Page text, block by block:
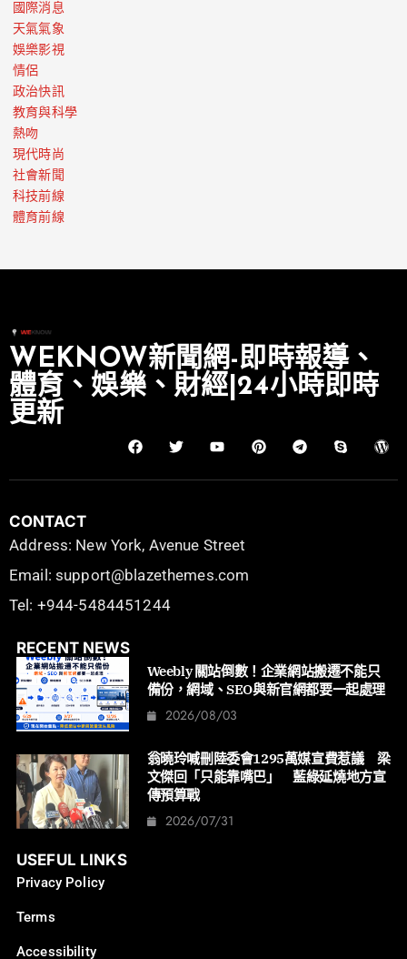
國際消息
天氣氣象
娛樂影視
情侶
政治快訊
教育與科學
熱吻
現代時尚
社會新聞
科技前線
體育前線
WEKNOW新聞網-即時報導、
體育、娛樂、財經|24小時即時
更新
CONTACT
Address: New York, Avenue Street
Email: support@blazethemes.com
Tel: +944-5484451244
RECENT NEWS
Weebly 關站倒數！企業網站搬遷不能只
備份，網域、SEO與新官網都要一起處理
2026/08/03
翁曉玲喊刪陸委會1295萬媒宣費惹議 梁
文傑回「只能靠嘴巴」 藍綠延燒地方宣
傳預算戰
2026/07/31
USEFUL LINKS
Privacy Policy
Terms
Accessibility